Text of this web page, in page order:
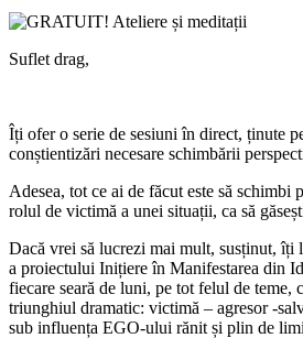
Suflet drag,
Îți ofer o serie de sesiuni în direct, ținute
conștientizări necesare schimbării
Adesea, tot ce ai de făcut este să schimbi
rolul de victimă a unei situații, ca să
Dacă vrei să lucrezi mai mult, susținut, îți
a proiectului Inițiere în Manifestarea din
fiecare seară de luni, pe tot felul de teme,
triunghiul dramatic: victimă – agresor -
sub influența EGO-ului rănit și plin de